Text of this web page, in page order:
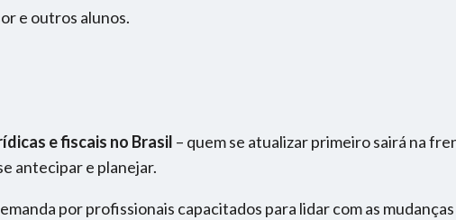
e outros alunos.
e fiscais no Brasil – quem se atualizar primeiro sairá na
antecipar e planejar.
por profissionais capacitados para lidar com as